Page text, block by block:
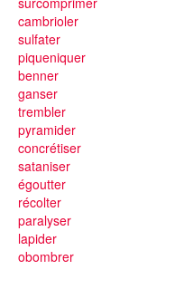
cambrioler
sulfater
piqueniquer
benner
ganser
trembler
pyramider
concrétiser
sataniser
égoutter
récolter
paralyser
lapider
obombrer